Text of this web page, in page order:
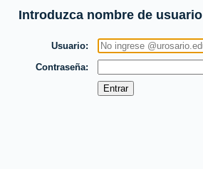
Introduzca nombre de usuario
Usuario
Contraseña